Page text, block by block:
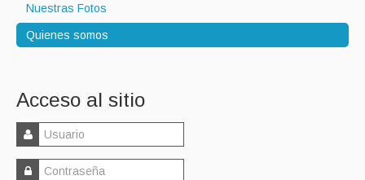
Nuestras Fotos
Quienes somos
Acceso al sitio